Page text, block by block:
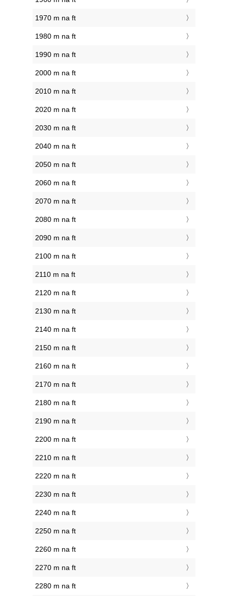
1970 m na ft
1980 m na ft
1990 m na ft
2000 m na ft
2010 m na ft
2020 m na ft
2030 m na ft
2040 m na ft
2050 m na ft
2060 m na ft
2070 m na ft
2080 m na ft
2090 m na ft
2100 m na ft
2110 m na ft
2120 m na ft
2130 m na ft
2140 m na ft
2150 m na ft
2160 m na ft
2170 m na ft
2180 m na ft
2190 m na ft
2200 m na ft
2210 m na ft
2220 m na ft
2230 m na ft
2240 m na ft
2250 m na ft
2260 m na ft
2270 m na ft
2280 m na ft